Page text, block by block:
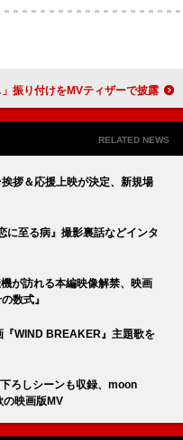
LE SSERAFIM、ウィットに富んだ「SPAGHETTI」振り付けをMVティザーで披露
RELATED NEWS
拶＆応援上映が決定、新規場
に至る病』撮影裏話などインタ
が訪れる本編映像解禁、映画
数式』
WIND BREAKER』主題歌を
ろしシーンも収録、moon
の映画版MV